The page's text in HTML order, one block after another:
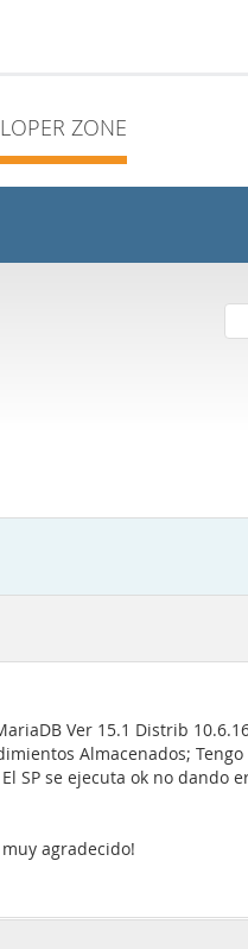
ZONE
Ver 15.1 Distrib
Almacenados;
SP se ejecuta ok no dando
agradecido!